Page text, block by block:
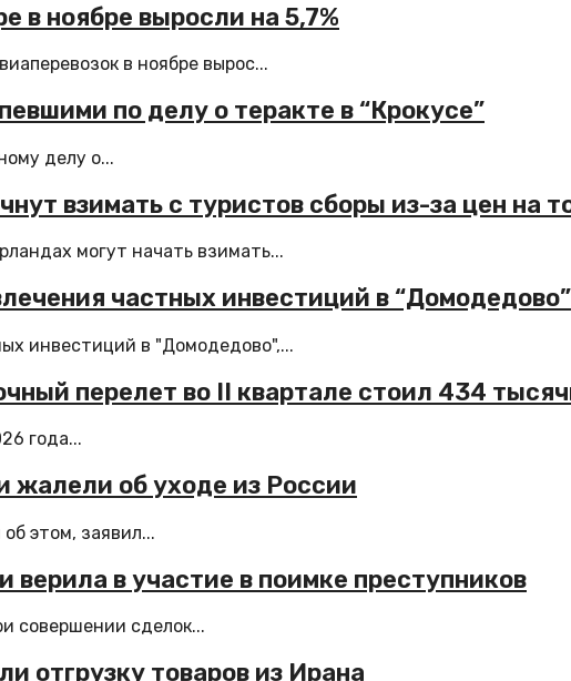
в ноябре выросли на 5,7%
в ноябре вырос...
по делу о теракте в “Крокусе”
делу о...
взимать с туристов сборы из-за цен на
могут начать взимать...
частных инвестиций в “Домодедово”
инвестиций в "Домодедово",...
перелет во II квартале стоил 434
года...
жалели об уходе из России
этом, заявил...
в участие в поимке преступников
совершении сделок...
отгрузку товаров из Ирана